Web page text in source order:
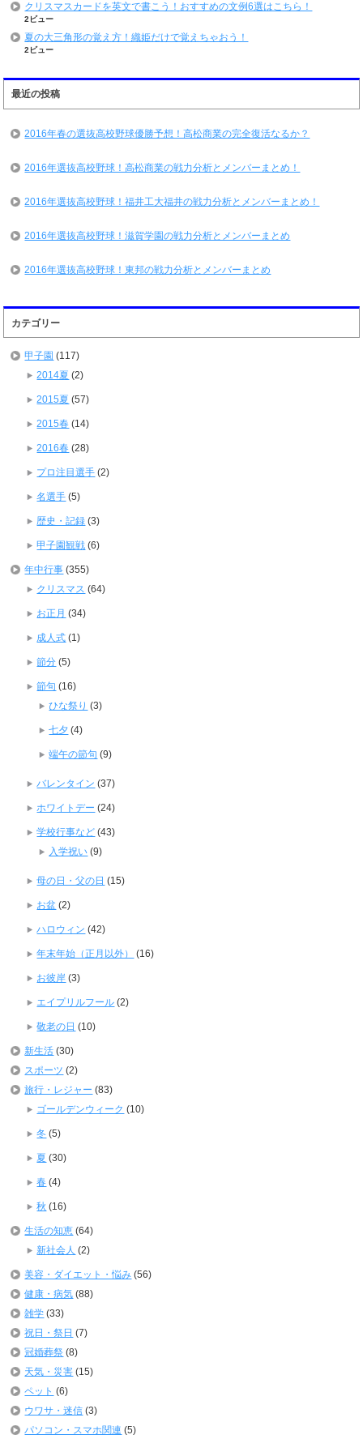
クリスマスカードを英文で書こう！おすすめの文例6選はこちら！
2ビュー
夏の大三角形の覚え方！織姫だけで覚えちゃおう！
2ビュー
最近の投稿
2016年春の選抜高校野球優勝予想！高松商業の完全復活なるか？
2016年選抜高校野球！高松商業の戦力分析とメンバーまとめ！
2016年選抜高校野球！福井工大福井の戦力分析とメンバーまとめ！
2016年選抜高校野球！滋賀学園の戦力分析とメンバーまとめ
2016年選抜高校野球！東邦の戦力分析とメンバーまとめ
カテゴリー
甲子園 (117)
2014夏 (2)
2015夏 (57)
2015春 (14)
2016春 (28)
プロ注目選手 (2)
名選手 (5)
歴史・記録 (3)
甲子園観戦 (6)
年中行事 (355)
クリスマス (64)
お正月 (34)
成人式 (1)
節分 (5)
節句 (16)
ひな祭り (3)
七夕 (4)
端午の節句 (9)
バレンタイン (37)
ホワイトデー (24)
学校行事など (43)
入学祝い (9)
母の日・父の日 (15)
お盆 (2)
ハロウィン (42)
年末年始（正月以外） (16)
お彼岸 (3)
エイプリルフール (2)
敬老の日 (10)
新生活 (30)
スポーツ (2)
旅行・レジャー (83)
ゴールデンウィーク (10)
冬 (5)
夏 (30)
春 (4)
秋 (16)
生活の知恵 (64)
新社会人 (2)
美容・ダイエット・悩み (56)
健康・病気 (88)
雑学 (33)
祝日・祭日 (7)
冠婚葬祭 (8)
天気・災害 (15)
ペット (6)
ウワサ・迷信 (3)
パソコン・スマホ関連 (5)